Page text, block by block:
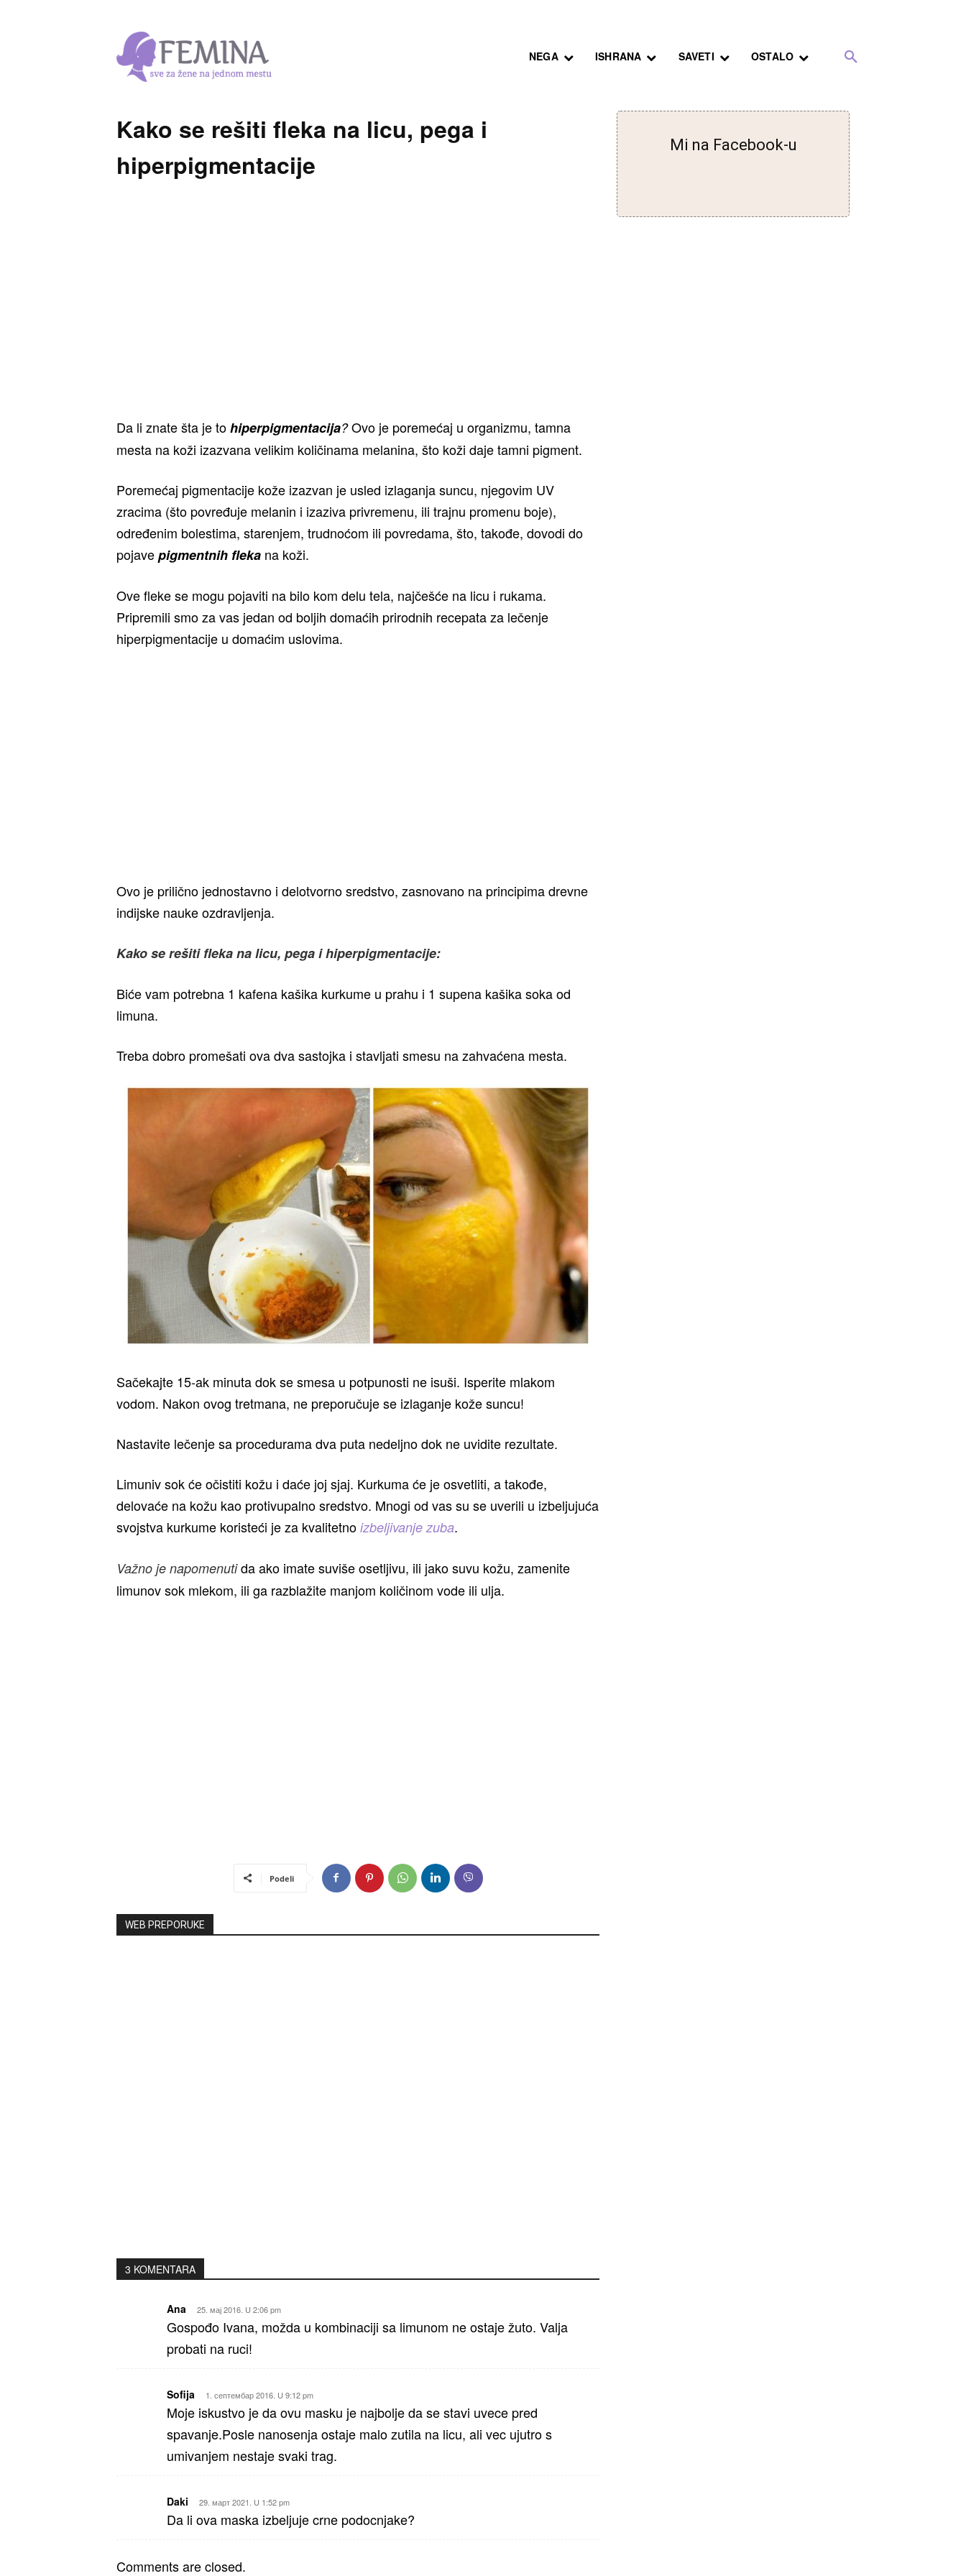
NEGA ISHRANA SAVETI OSTALO
Kako se rešiti fleka na licu, pega i
hiperpigmentacije
Da li znate šta je tohiperpigmentacija?Ovo je poremećaj u organizmu, tamna
mesta na koži izazvana velikim količinama melanina, što koži daje tamni pigment.
Poremećaj pigmentacije kože izazvan je usled izlaganja suncu, njegovim UV
zracima (što povređuje melanin i izaziva privremenu, ili trajnu promenu boje),
određenim bolestima, starenjem, trudnoćom ili povredama, što, takođe, dovodi do
pojavepigmentnih fleka na koži.
Ove fleke se mogu pojaviti na bilo kom delu tela, najčešće na licu i rukama.
Pripremili smo za vas jedan od boljih domaćih prirodnih recepata za lečenje
hiperpigmentacije u domaćim uslovima.
Ovo je prilično jednostavno i delotvorno sredstvo, zasnovano na principima drevne
indijske nauke ozdravljenja.
Kako se rešiti fleka na licu, pega i hiperpigmentacije:
Biće vam potrebna 1 kafena kašika kurkume u prahu i 1 supena kašika soka od
limuna.
Treba dobro promešati ova dva sastojka i stavljati smesu na zahvaćena mesta.
Sačekajte 15-ak minuta dok se smesa u potpunosti ne isuši. Isperite mlakom
vodom. Nakon ovog tretmana, ne preporučuje se izlaganje kože suncu!
Nastavite lečenje sa procedurama dva puta nedeljno dok ne uvidite rezultate.
Limuniv sok će očistiti kožu i daće joj sjaj. Kurkuma će je osvetliti, a takođe,
delovaće na kožu kao protivupalno sredstvo. Mnogi od vas su se uverili u izbeljujuća
svojstva kurkume koristeći je za kvalitetno izbeljivanje zuba.
Važno je napomenutida ako imate suviše osetljivu, ili jako suvu kožu, zamenite
limunov sok mlekom, ili ga razblažite manjom količinom vode ili ulja.
Podeli
WEB PREPORUKE
3 KOMENTARA
Ana 25. мај 2016. U 2:06 pm
Gospođo Ivana, možda u kombinaciji sa limunom ne ostaje žuto. Valja
probati na ruci!
Sofija 1. септембар 2016. U 9:12 pm
Moje iskustvo je da ovu masku je najbolje da se stavi uvece pred
spavanje.Posle nanosenja ostaje malo zutila na licu, ali vec ujutro s
umivanjem nestaje svaki trag.
Daki 29. март 2021. U 1:52 pm
Da li ova maska izbeljuje crne podocnjake?
Comments are closed.
Mi na Facebook-u